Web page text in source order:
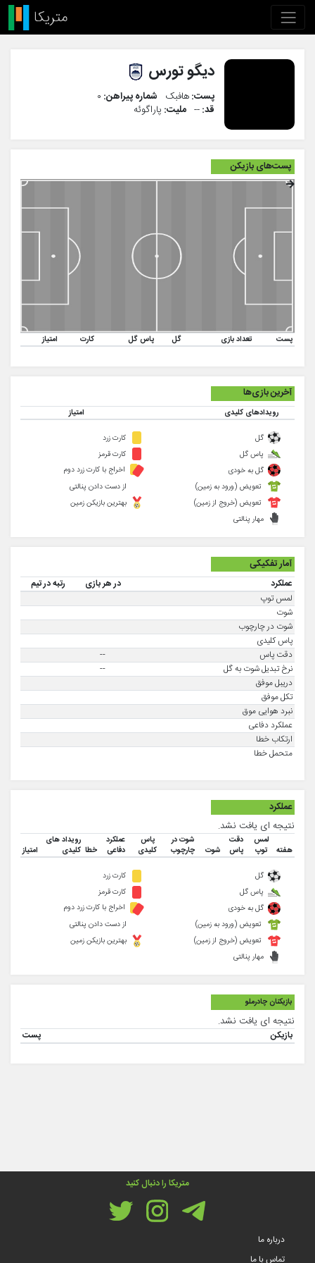
دیگو تورس
پست:هافبک شماره پیراهن: ۰
قد:-- ملیت: پاراگوئه
پست‌های بازیکن
پست تعداد بازی گل پاس گل کارت امتیاز
آخرین بازی‌ها
رویدادهای کلیدی امتیاز
گل
پاس گل
گل به خودی
کارت زرد
کارت قرمز
اخراج با کارت زرد دوم
تعویض (ورود به زمین)
تعویض (خروج از زمین)
مهار پنالتی
از دست دادن پنالتی
بهترین بازیکن زمین
آمار تفکیکی
عملکرد در هر بازی
رتبه در تیم
لمس توپ
شوت
شوت در چارچوب
پاس کلیدی
دقت پاس
--
نرخ تبدیل شوت به گل
--
دریبل موفق
تکل موفق
نبرد هوایی موق
عملکرد دفاعی
ارتکاب خطا
متحمل خطا
عملکرد
نتیجه ای یافت نشد.
هفته
لمس
توپ
دقت
پاس
شوت
شوت در
چارچوب
پاس
کلیدی
عملکرد
دفاعی
خطا
رویداد های
کلیدی
امتیاز
گل
پاس گل
گل به خودی
کارت زرد
کارت قرمز
اخراج با کارت زرد دوم
تعویض (ورود به زمین)
تعویض (خروج از زمین)
مهار پنالتی
از دست دادن پنالتی
بهترین بازیکن زمین
بازیکنان چادرملو
نتیجه ای یافت نشد.
بازیکن پست
متریکا را دنبال کنید
درباره ما
تماس با ما